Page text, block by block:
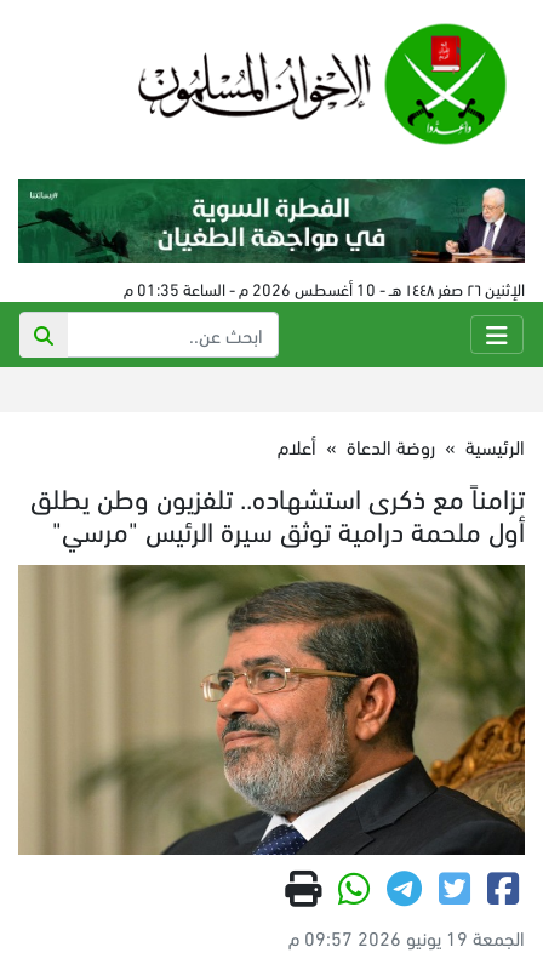
الإثنين ٢٦ صفر ١٤٤٨ هـ - 10 أغسطس 2026 م - الساعة 01:35 م
الرئيسية » روضة الدعاة » أعلام
تزامناً مع ذكرى استشهاده.. تلفزيون وطن يطلق
أول ملحمة درامية توثق سيرة الرئيس "مرسي"
الجمعة 19 يونيو 2026 09:57 م